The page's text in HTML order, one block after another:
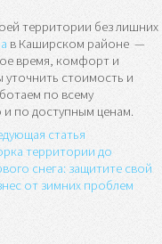
территории без лишних
в Каширском районе —
время, комфорт и
уточнить стоимость и
по всему
по доступным ценам.
статья
территории до
снега: защитите свой
от зимних проблем